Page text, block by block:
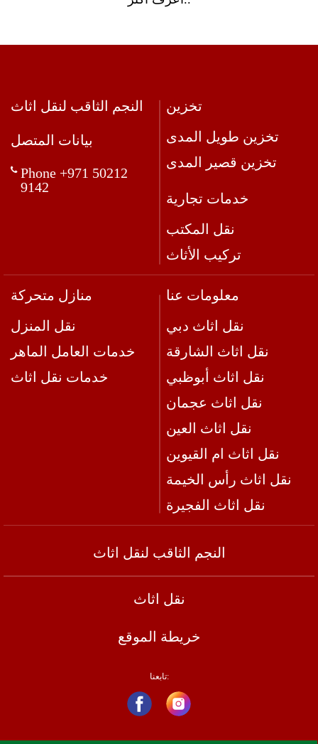
النجم الثاقب لنقل اثاث
بيانات المتصل
Phone +971 50212
9142
تخزين
تخزين طويل المدى
تخزين قصير المدى
خدمات تجارية
نقل المكتب
تركيب الأثاث
منازل متحركة
نقل المنزل
خدمات العامل الماهر
خدمات نقل اثاث
معلومات عنا
نقل اثاث دبي
نقل اثاث الشارقة
نقل اثاث أبوظبي
نقل اثاث عجمان
نقل اثاث العين
نقل اثاث ام القيوين
نقل اثاث رأس الخيمة
نقل اثاث الفجيرة
النجم الثاقب لنقل اثاث
نقل اثاث
خريطة الموقع
تابعنا: